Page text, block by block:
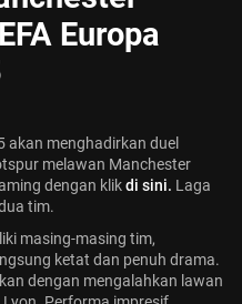
Hyundai Cup 2026...
Europa
akan menghadirkan duel
melawan Manchester
dengan klikdi sini. Laga
tim.
masing-masing tim,
ketat dan penuh drama.
dengan mengalahkan lawan